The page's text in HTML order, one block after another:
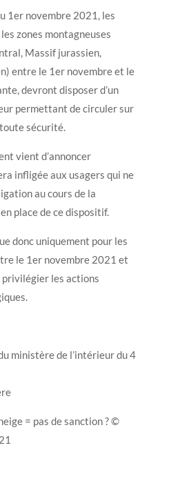
1er novembre 2021, les
zones montagneuses
Massif jurassien,
entre le 1er novembre et le
devront disposer d’un
permettant de circuler sur
sécurité.
vient d’annoncer
infligée aux usagers qui ne
au cours de la
place de ce dispositif.
donc uniquement pour les
le 1er novembre 2021 et
les actions
ministère de l’intérieur du 4
= pas de sanction ? ©